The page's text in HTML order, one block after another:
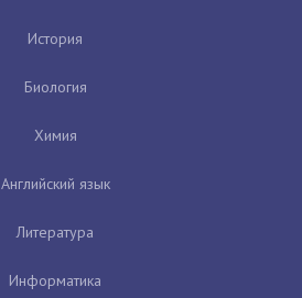
История
Биология
Химия
Английский язык
Литература
Информатика